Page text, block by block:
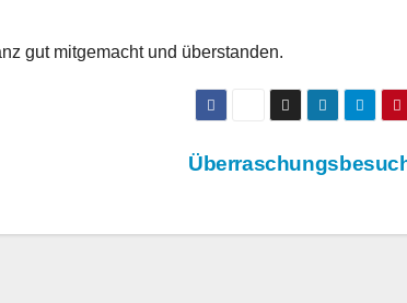
gut mitgemacht und überstanden.